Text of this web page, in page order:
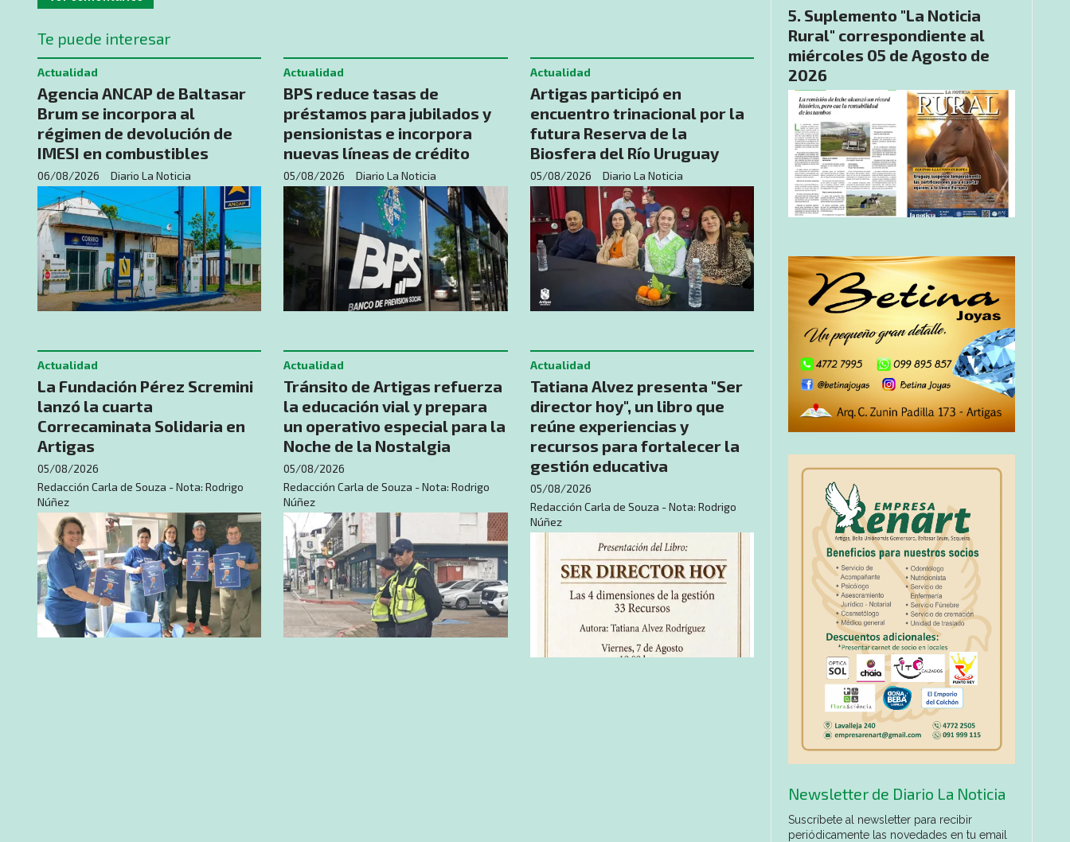
Te puede interesar
Agencia ANCAP de Baltasar
Brum se incorpora al
régimen de devolución de
IMESI en combustibles
Diario La Noticia
Actualidad
06/08/2026
BPS reduce tasas de
préstamos para jubilados y
pensionistas e incorpora
nuevas líneas de crédito
Diario La Noticia
Actualidad
05/08/2026
Artigas participó en
encuentro trinacional por la
futura Reserva de la
Biosfera del Río Uruguay
Diario La Noticia
Actualidad
05/08/2026
La Fundación Pérez Scremini
lanzó la cuarta
Correcaminata Solidaria en
Artigas
Redacción Carla de Souza - Nota: Rodrigo
Núñez
Actualidad
05/08/2026
Tránsito de Artigas refuerza
la educación vial y prepara
un operativo especial para la
Noche de la Nostalgia
Redacción Carla de Souza - Nota: Rodrigo
Núñez
Actualidad
05/08/2026
Tatiana Alvez presenta "Ser
director hoy", un libro que
reúne experiencias y
recursos para fortalecer la
gestión educativa
Redacción Carla de Souza - Nota: Rodrigo
Núñez
Actualidad
05/08/2026
Suplemento "La Noticia
Rural" correspondiente al
miércoles 05 de Agosto de
2026
Newsletter de Diario La Noticia
Suscríbete al newsletter para recibir
periódicamente las novedades en tu email